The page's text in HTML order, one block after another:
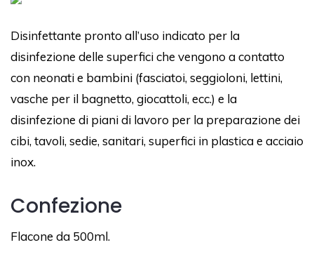
Disinfettante pronto all’uso indicato per la
disinfezione delle superfici che vengono a contatto
con neonati e bambini (fasciatoi, seggioloni, lettini,
vasche per il bagnetto, giocattoli, ecc.) e la
disinfezione di piani di lavoro per la preparazione dei
cibi, tavoli, sedie, sanitari, superfici in plastica e acciaio
inox.
Confezione
Flacone da 500ml.